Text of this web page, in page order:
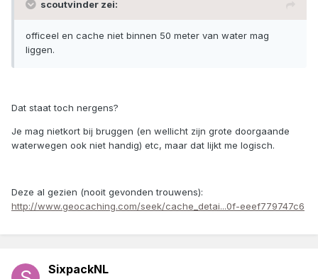
scoutvinder zei:
officeel en cache niet binnen 50 meter van water mag
liggen.
Dat staat toch nergens?
Je mag nietkort bij bruggen (en wellicht zijn grote doorgaande
waterwegen ook niet handig) etc, maar dat lijkt me logisch.
Deze al gezien (nooit gevonden trouwens):
http://www.geocaching.com/seek/cache_detai...0f-eeef779747c6
SixpackNL